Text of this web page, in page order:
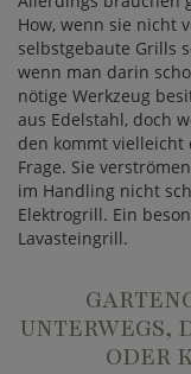
How, wenn sie nicht
selbstgebaute Grills
wenn man darin
nötige Werkzeug
aus Edelstahl, doch
den kommt vielleicht
Frage. Sie
im Handling nicht
Elektrogrill. Ein
Lavasteingrill.
UNTERWEGS,
ODER